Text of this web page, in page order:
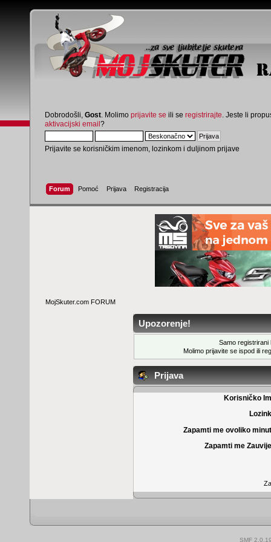
Dobrodošli, Gost . Molimo prijavite se ili se registrirajte . Jeste li
aktivacijski email?
Prijavite se korisničkim imenom, lozinkom i duljinom prijave
Forum Pomoć Prijava Registracija
MojSkuter.com FORUM
Upozorenje!
Samo registrirani
Molimo prijavite se ispod ili
Prijava
Korisničko
Zapamti me ovoliko
Zapamti me
SMF